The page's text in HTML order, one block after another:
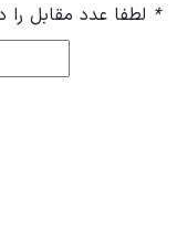
* لطفا عدد مقابل را